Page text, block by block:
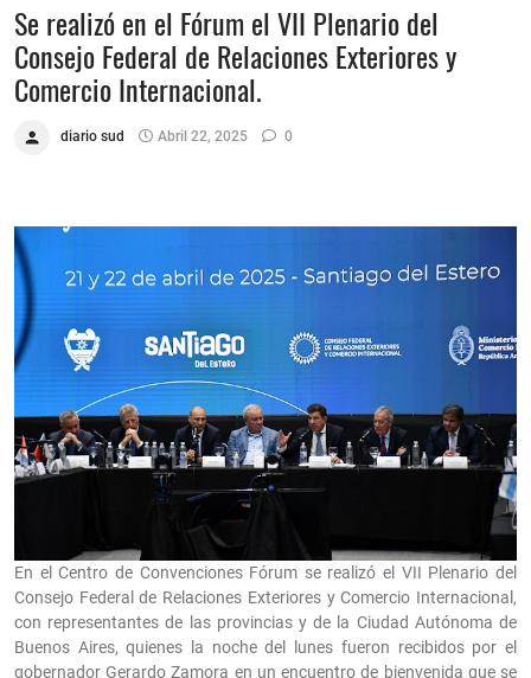
Se realizó en el Fórum el VII Plenario del
Consejo Federal de Relaciones Exteriores y
Comercio Internacional.
diario sud Abril 22, 2025 0
En el Centro de Convenciones Fórum se realizó el VII Plenario del
Consejo Federal de Relaciones Exteriores y Comercio Internacional,
con representantes de las provincias y de la Ciudad Autónoma de
Buenos Aires, quienes la noche del lunes fueron recibidos por el
gobernador Gerardo Zamora en un encuentro de bienvenida que se